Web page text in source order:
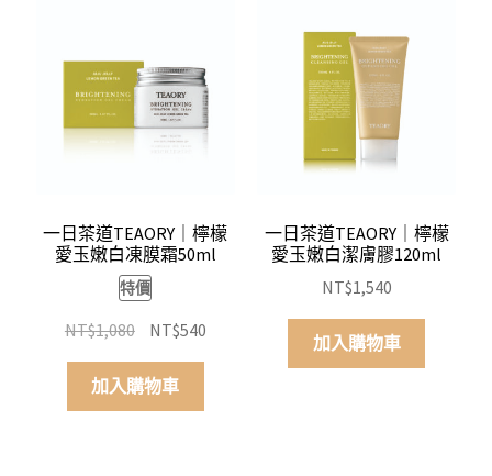
一日茶道TEAORY｜檸檬
愛玉嫩白凍膜霜50ml
特價
NT$1,080 原
始
價
格：
NT$540目
加入購物車
一日茶道TEAORY｜檸檬
愛玉嫩白潔膚膠120ml
NT$1,540
加入購物車